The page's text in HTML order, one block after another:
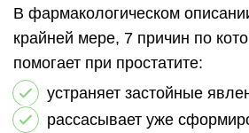
В фармакологическом
крайней мере, 7 причин по
помогает при простатите:
устраняет застойные
рассасывает уже